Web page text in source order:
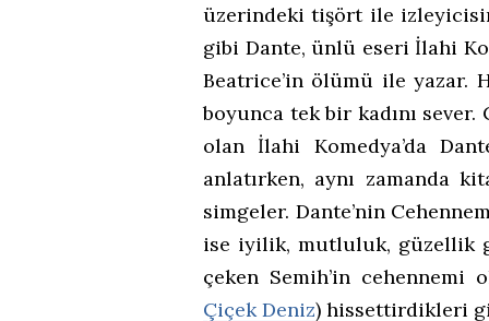
üzerindeki tişört ile
gibi Dante, ünlü eseri İlahi
Beatrice’in ölümü ile yazar.
boyunca tek bir kadını
olan İlahi Komedya’da
anlatırken, aynı zamanda
simgeler. Dante’nin
ise iyilik, mutluluk, güzellik
çeken Semih’in cehennemi
Çiçek Deniz) hissettirdikleri